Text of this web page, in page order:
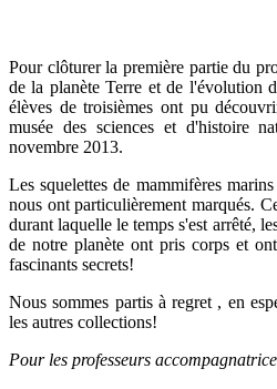
Pour clôturer la première partie du
de la planète Terre et de l'évolution
élèves de troisièmes ont pu
musée des sciences et d'histoire
novembre 2013.
Les squelettes de mammifères
nous ont particulièrement marqués.
durant laquelle le temps s'est arrêté,
de notre planète ont pris corps et
fascinants secrets!
Nous sommes partis à regret , en
les autres collections!
Pour les professeurs